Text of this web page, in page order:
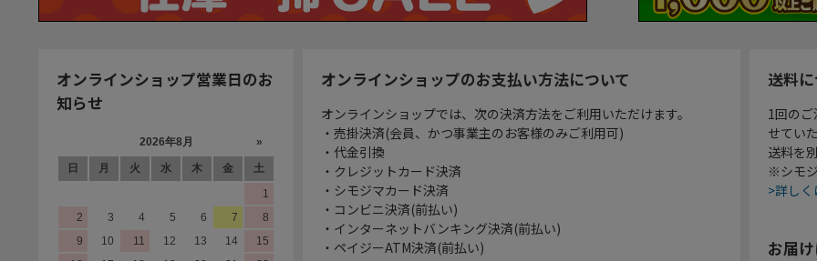
オンラインショップ営業日のお
知らせ
オンラインショップのお支払い方法について
オンラインショップでは、次の決済方法をご利用いただけます。
・売掛決済(会員、かつ事業主のお客様のみご利用可)
・代金引換
・クレジットカード決済
・シモジマカード決済
・コンビニ決済(前払い)
・インターネットバンキング決済(前払い)
・ペイジーATM決済(前払い)
送料
1回の
せてい
送料を
※シモ
>詳し
お届